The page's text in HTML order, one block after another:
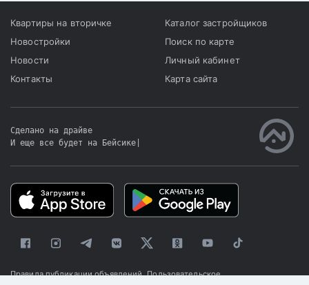
Квартиры на вторичке
Новостройки
Новости
Контакты
Каталог застройщиков
Поиск по карте
Личный кабинет
Карта сайта
Сделано на драйве
И еще все будет на Бейсике
Правила публикации объявлений Пользовательское